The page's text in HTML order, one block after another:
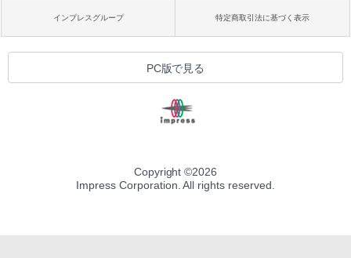
インプレスグループ 特定商取引法に基づく表示
PC版で見る
Copyright ©2026
Impress Corporation. All rights reserved.